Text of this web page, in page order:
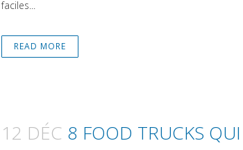
faciles...
READ MORE
12 DÉC 8 FOOD TRUCKS QUI